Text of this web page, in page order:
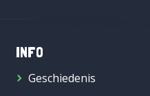
INFO
Geschiedenis